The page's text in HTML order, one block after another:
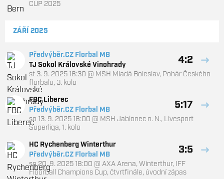
CUP 2025
ZÁŘÍ 2025
Předvýběr.CZ Florbal MB
TJ Sokol Královské Vinohrady
4:2
st 3. 9. 2025 18:30 @ MSH Mladá Boleslav, Pohár Českého
florbalu, 3. kolo
FBC Liberec
Předvýběr.CZ Florbal MB
5:17
so 13. 9. 2025 18:00 @ MSH Jablonec n. N., Livesport
Superliga, 1. kolo
HC Rychenberg Winterthur
Předvýběr.CZ Florbal MB
3:5
so 20. 9. 2025 18:00 @ AXA Arena, Winterthur, IFF
Floorball Champions Cup, čtvrtfinále, úvodní zápas